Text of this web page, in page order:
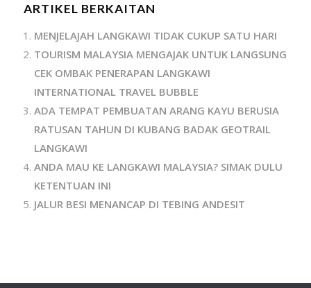
ARTIKEL BERKAITAN
MENJELAJAH LANGKAWI TIDAK CUKUP SATU HARI
TOURISM MALAYSIA MENGAJAK UNTUK LANGSUNG
CEK OMBAK PENERAPAN LANGKAWI
INTERNATIONAL TRAVEL BUBBLE
ADA TEMPAT PEMBUATAN ARANG KAYU BERUSIA
RATUSAN TAHUN DI KUBANG BADAK GEOTRAIL
LANGKAWI
ANDA MAU KE LANGKAWI MALAYSIA? SIMAK DULU
KETENTUAN INI
JALUR BESI MENANCAP DI TEBING ANDESIT